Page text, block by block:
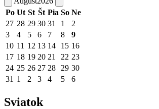
Po Ut St Št Pia So Ne
27 28 29 30 31 1
2
3
4 5 6 7 8
9
10 11 12 13 14 15 16
17 18 19 20 21 22 23
24 25 26 27 28 29 30
31 1 2 3 4 5 6
Sviatok